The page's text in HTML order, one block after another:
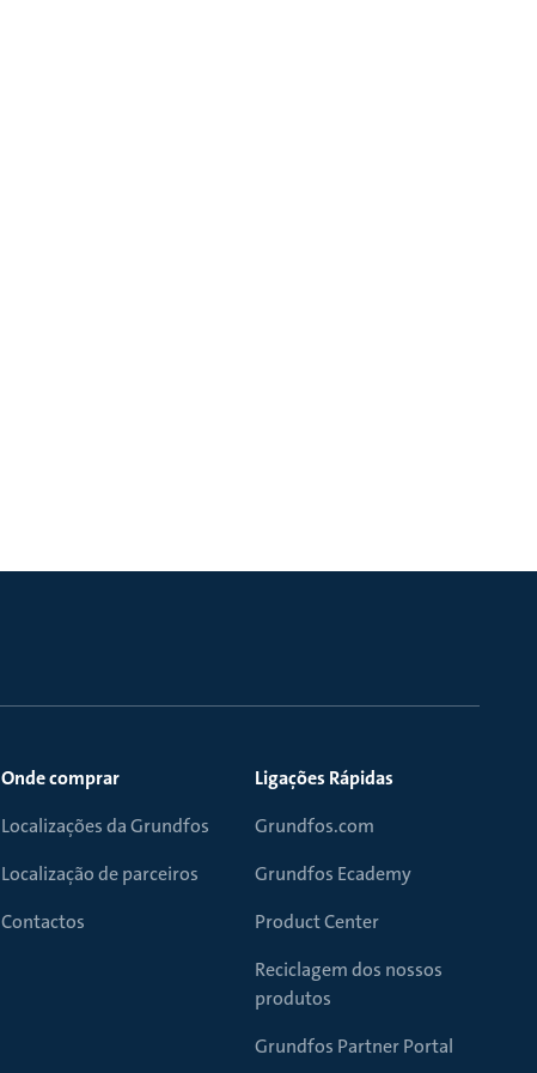
Onde comprar
Localizações da Grundfos
Localização de parceiros
Contactos
Ligações Rápidas
Grundfos.com
Grundfos Ecademy
Product Center
Reciclagem dos nossos
produtos
Grundfos Partner Portal